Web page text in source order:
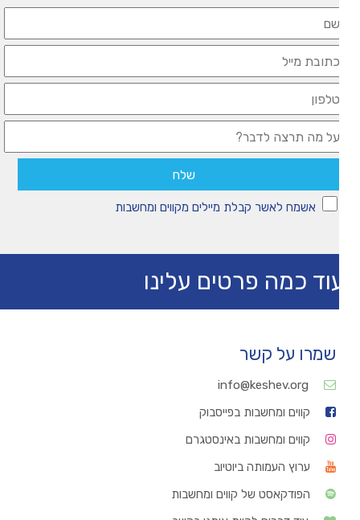
אשמח לאשר קבלת מיילים מקווים ומחשבות
כמה פרטים עלינו
שמרו על קשר
info@keshev.org
קווים ומחשבות בפייסבוק
קווים ומחשבות באינסטגרם
ערוץ העמותה ביוטיוב
הפודקאסט של קווים ומחשבות